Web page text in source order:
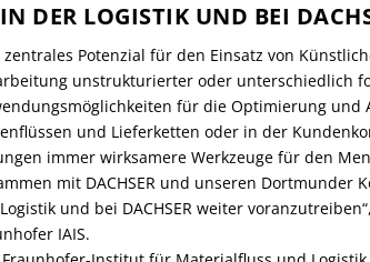
DER LOGISTIK UND BEI
zentrales Potenzial für den Einsatz von
unstrukturierter oder unterschiedlich
für die Optimierung und
und Lieferketten oder in der
immer wirksamere Werkzeuge für den
mit DACHSER und unseren Dortmunder
und bei DACHSER weiter
IAIS.